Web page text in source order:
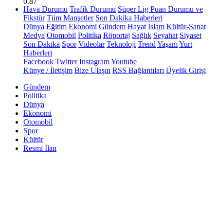
Hava Durumu Trafik Durumu Süper Lig Puan Durumu ve
Fikstür Tüm Manşetler Son Dakika Haberleri
Dünya Eğitim Ekonomi Gündem Hayat İslam Kültür-Sanat
Medya Otomobil Politika Röportaj Sağlık Seyahat Siyaset
Son Dakika Spor Videolar Teknoloji Trend YaşamYurt
Haberleri
Facebook Twitter InstagramYoutube
Künye / İletişim Bize Ulaşın RSS Bağlantıları Üyelik Girişi
Gündem
Politika
Dünya
Ekonomi
Otomobil
Spor
Kültür
Resmi İlan